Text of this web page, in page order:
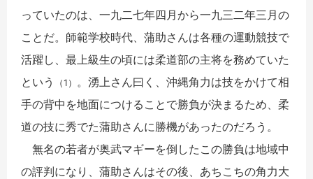
っていたのは、一九二七年四月から一九三二年三月の
ことだ。師範学校時代、蒲助さんは各種の運動競技で
活躍し、最上級生の頃には柔道部の主将を務めていた
という
（1）
。湧上さん曰く、沖縄角力は技をかけて相
手の背中を地面につけることで勝負が決まるため、柔
道の技に秀でた蒲助さんに勝機があったのだろう。
無名の若者が奥武マギーを倒したこの勝負は地域中
の評判になり、蒲助さんはその後、あちこちの角力大